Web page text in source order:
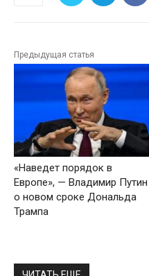
Предыдущая статья
«Наведет порядок в
Европе», — Владимир Путин
о новом сроке Дональда
Трампа